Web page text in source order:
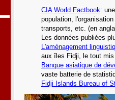
CIA World Factbook:
population,
transports, etc. (en
Les données publiées
L'aménagement
aux îles Fidji, le tout
Banque asiatique de
vaste batterie de
Fidji Islands Bureau of